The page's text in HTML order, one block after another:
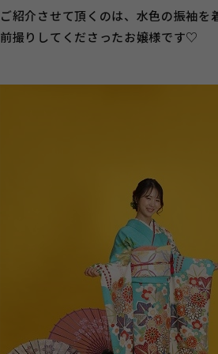
ご紹介させて頂くのは、水色の振袖を
前撮りしてくださったお嬢様です♡